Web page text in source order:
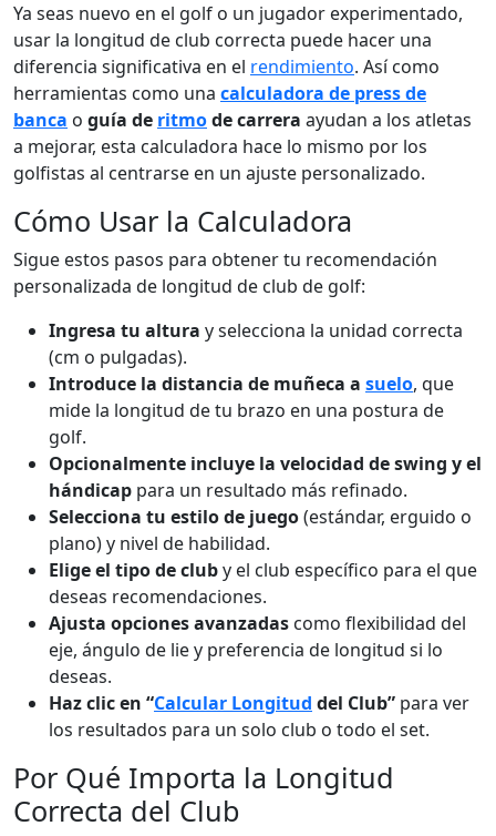
Ya seas nuevo en el golf o un jugador experimentado,
usar la longitud de club correcta puede hacer una
diferencia significativa en el rendimiento. Así como
herramientas como una calculadora de press de
banca o guía de ritmode carrera ayudan a los atletas
a mejorar, esta calculadora hace lo mismo por los
golfistas al centrarse en un ajuste personalizado.
Cómo Usar la Calculadora
Sigue estos pasos para obtener tu recomendación
personalizada de longitud de club de golf:
Ingresa tu altura y selecciona la unidad correcta
(cm o pulgadas).
Introduce la distancia de muñeca a suelo, que
mide la longitud de tu brazo en una postura de
golf.
Opcionalmente incluye la velocidad de swing y el
hándicap para un resultado más refinado.
Selecciona tu estilo de juego(estándar, erguido o
plano) y nivel de habilidad.
Elige el tipo de cluby el club específico para el que
deseas recomendaciones.
Ajusta opciones avanzadas como flexibilidad del
eje, ángulo de lie y preferencia de longitud si lo
deseas.
Haz clic en “Calcular Longitud del Club” para ver
los resultados para un solo club o todo el set.
Por Qué Importa la Longitud
Correcta del Club